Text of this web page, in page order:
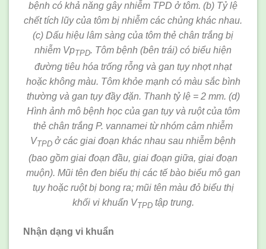
bệnh có khả năng gây nhiễm TPD ở tôm. (b) Tỷ lệ
chết tích lũy của tôm bị nhiễm các chủng khác nhau.
(c) Dấu hiệu lâm sàng của tôm thẻ chân trắng bị
nhiễm VpTPD. Tôm bệnh (bên trái) có biểu hiện
đường tiêu hóa trống rỗng và gan tụy nhợt nhạt
hoặc không màu. Tôm khỏe mạnh có màu sắc bình
thường và gan tụy đầy đặn. Thanh tỷ lệ = 2 mm. (d)
Hình ảnh mô bệnh học của gan tụy và ruột của tôm
thẻ chân trắng P. vannamei từ nhóm cảm nhiễm
VTPD ở các giai đoạn khác nhau sau nhiễm bệnh
(bao gồm giai đoạn đầu, giai đoạn giữa, giai đoạn
muộn). Mũi tên đen biểu thị các tế bào biểu mô gan
tụy hoặc ruột bị bong ra; mũi tên màu đỏ biểu thị
khối vi khuẩn VTPDtập trung.
Nhận dạng vi khuẩn